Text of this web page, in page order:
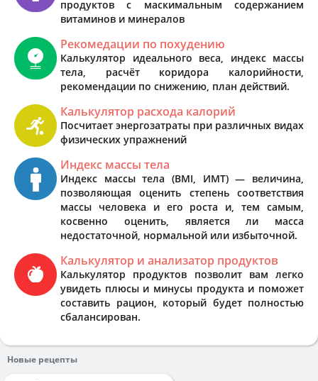
продуктов с маскимальным содержанием
витаминов и минералов
Рекомедации по похудению
Калькулятор идеального веса, индекс массы
тела, расчёт коридора калорийности,
рекомендации по снижению, план действий.
Калькулятор расхода калорий
Посчитает энергозатраты при различных видах
физических упражнений
Индекс массы тела
Индекс массы тела (BMI, ИМТ) — величина,
позволяющая оценить степень соответствия
массы человека и его роста и, тем самым,
косвенно оценить, является ли масса
недостаточной, нормальной или избыточной.
Калькулятор и анализатор продуктов
Калькулятор продуктов позволит вам легко
увидеть плюсы и минусы продукта и поможет
составить рацион, который будет полностью
сбалансирован.
Новые рецепты